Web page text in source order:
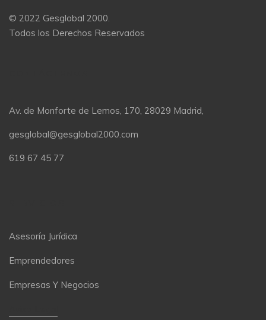
© 2022 Gesglobal 2000.
Todos los Derechos Reservados
Av. de Monforte de Lemos, 170, 28029 Madrid,
gesglobal@gesglobal2000.com
619 67 45 77
Asesoría Jurídica
Emprendedores
Empresas Y Negocios